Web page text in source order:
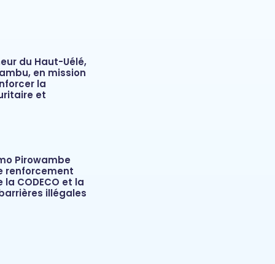
du Haut-Uélé,
en mission
la
et
Pirowambe
renforcement
CODECO et la
illégales